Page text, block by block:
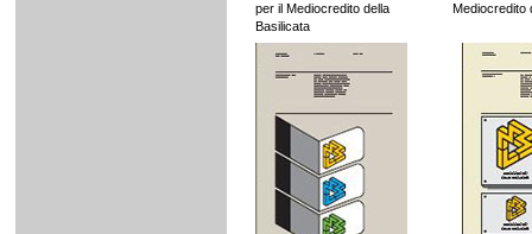
per il Mediocredito della
Basilicata
Mediocredito